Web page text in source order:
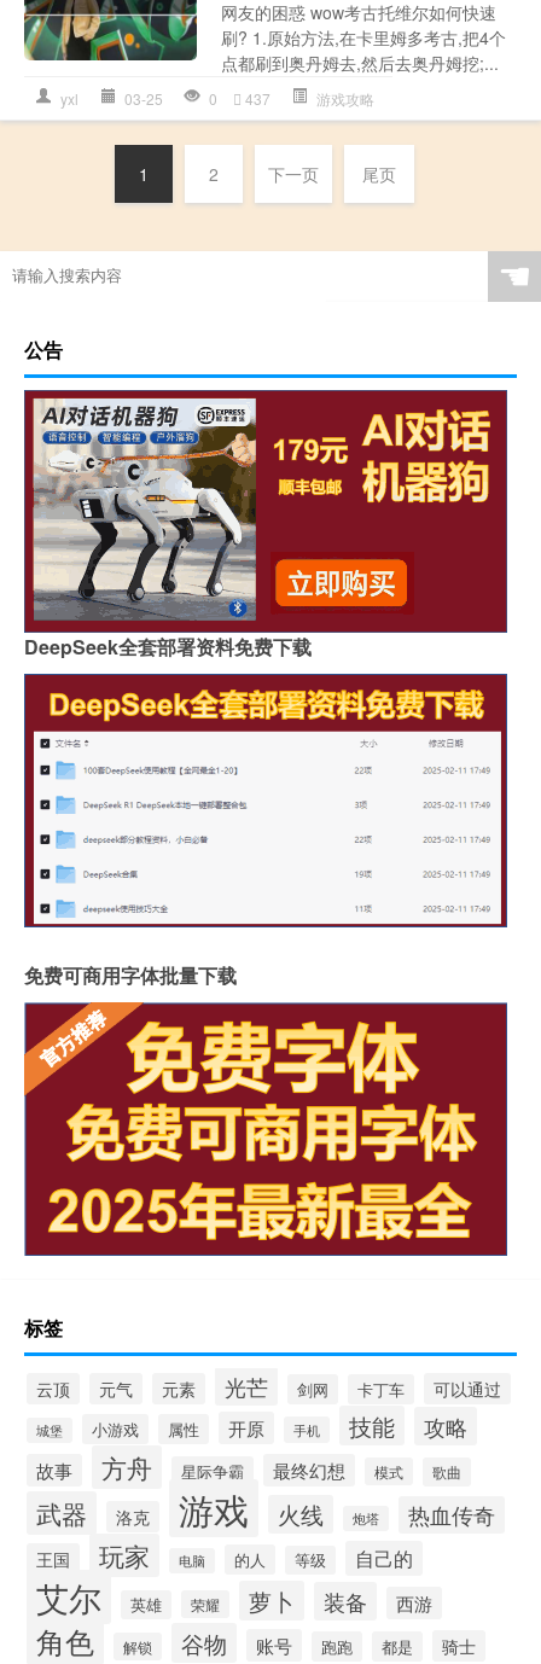
网友的困惑 wow考古托维尔如何快速
刷? 1.原始方法,在卡里姆多考古,把4个
点都刷到奥丹姆去,然后去奥丹姆挖;...
yxl 03-25 0 437 游戏攻略
1 2 下一页 尾页
☚
公告
DeepSeek全套部署资料免费下载
免费可商用字体批量下载
标签
云顶 元气 元素 光芒 剑网 卡丁车 可以通过
城堡 小游戏 属性 开原 手机 技能 攻略
故事 方舟 星际争霸 最终幻想 模式 歌曲
武器 洛克 游戏 火线 炮塔 热血传奇
王国 玩家 电脑 的人 等级 自己的
艾尔 英雄 荣耀 萝卜 装备 西游
角色 解锁 谷物 账号 跑跑 都是 骑士